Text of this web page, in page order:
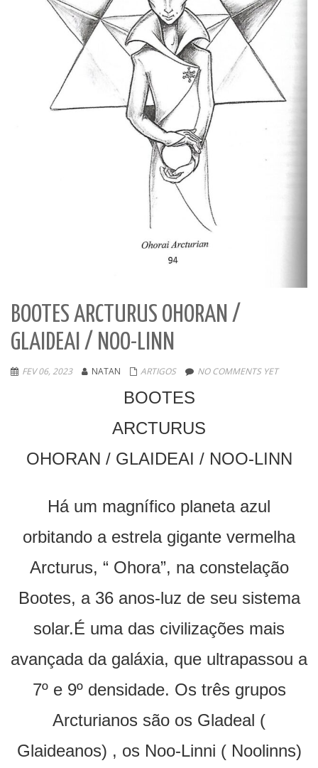
BOOTES ARCTURUS OHORAN /
GLAIDEAI / NOO-LINN
FEV 06, 2023 NATAN ARTIGOS NO COMMENTS YET
BOOTES
ARCTURUS
OHORAN / GLAIDEAI / NOO-LINN
Há um magnífico planeta azul
orbitando a estrela gigante vermelha
Arcturus, “ Ohora”, na constelação
Bootes, a 36 anos-luz de seu sistema
solar.É uma das civilizações mais
avançada da galáxia, que ultrapassou a
7º e 9º densidade. Os três grupos
Arcturianos são os Gladeal (
Glaideanos) , os Noo-Linni ( Noolinns)